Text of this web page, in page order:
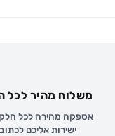
משלוח מהיר לכל
אספקה מהירה לכל
ישירות אליכם